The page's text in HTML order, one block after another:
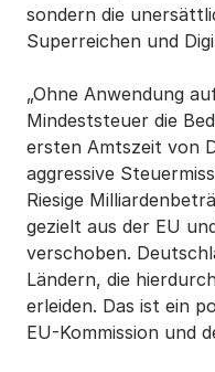
sondern die
Superreichen und
„Ohne Anwendung
Mindeststeuer die
ersten Amtszeit von
aggressive
Riesige
gezielt aus der EU
verschoben.
Ländern, die
erleiden. Das ist ein
EU-Kommission und